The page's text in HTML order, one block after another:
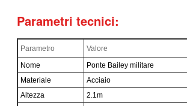
Parametri tecnici:
Parametro
Valore
Nome
Ponte Bailey militare
Materiale
Acciaio
Altezza
2.1m